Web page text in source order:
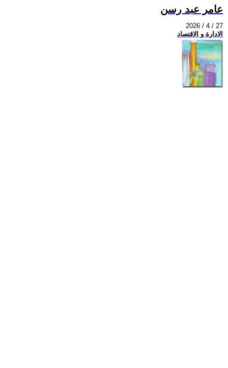
عامر عبد رسن
2026 / 4 / 27
الادارة و الاقتصاد